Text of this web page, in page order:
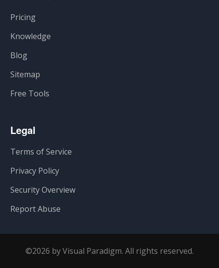
Pricing
Knowledge
Blog
Sitemap
Free Tools
Legal
Terms of Service
Privacy Policy
Security Overview
Report Abuse
©2026 by Visual Paradigm. All rights reserved.